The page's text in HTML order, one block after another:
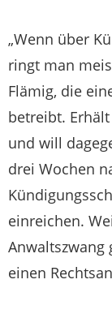
„Wenn über
ringt man
Flämig, die
betreibt.
und will
drei Wochen
einreichen.
Anwaltszwang
einen